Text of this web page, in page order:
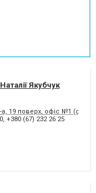
Якубчук
а, 19 поверх, офіс №1
, +380 (67) 232 26 25